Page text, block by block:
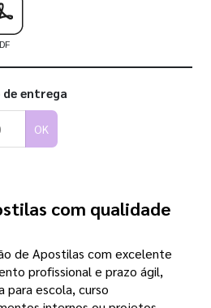
entrega
OK
com qualidade
de Apostilas com excelente
profissional e prazo ágil,
para escola, curso